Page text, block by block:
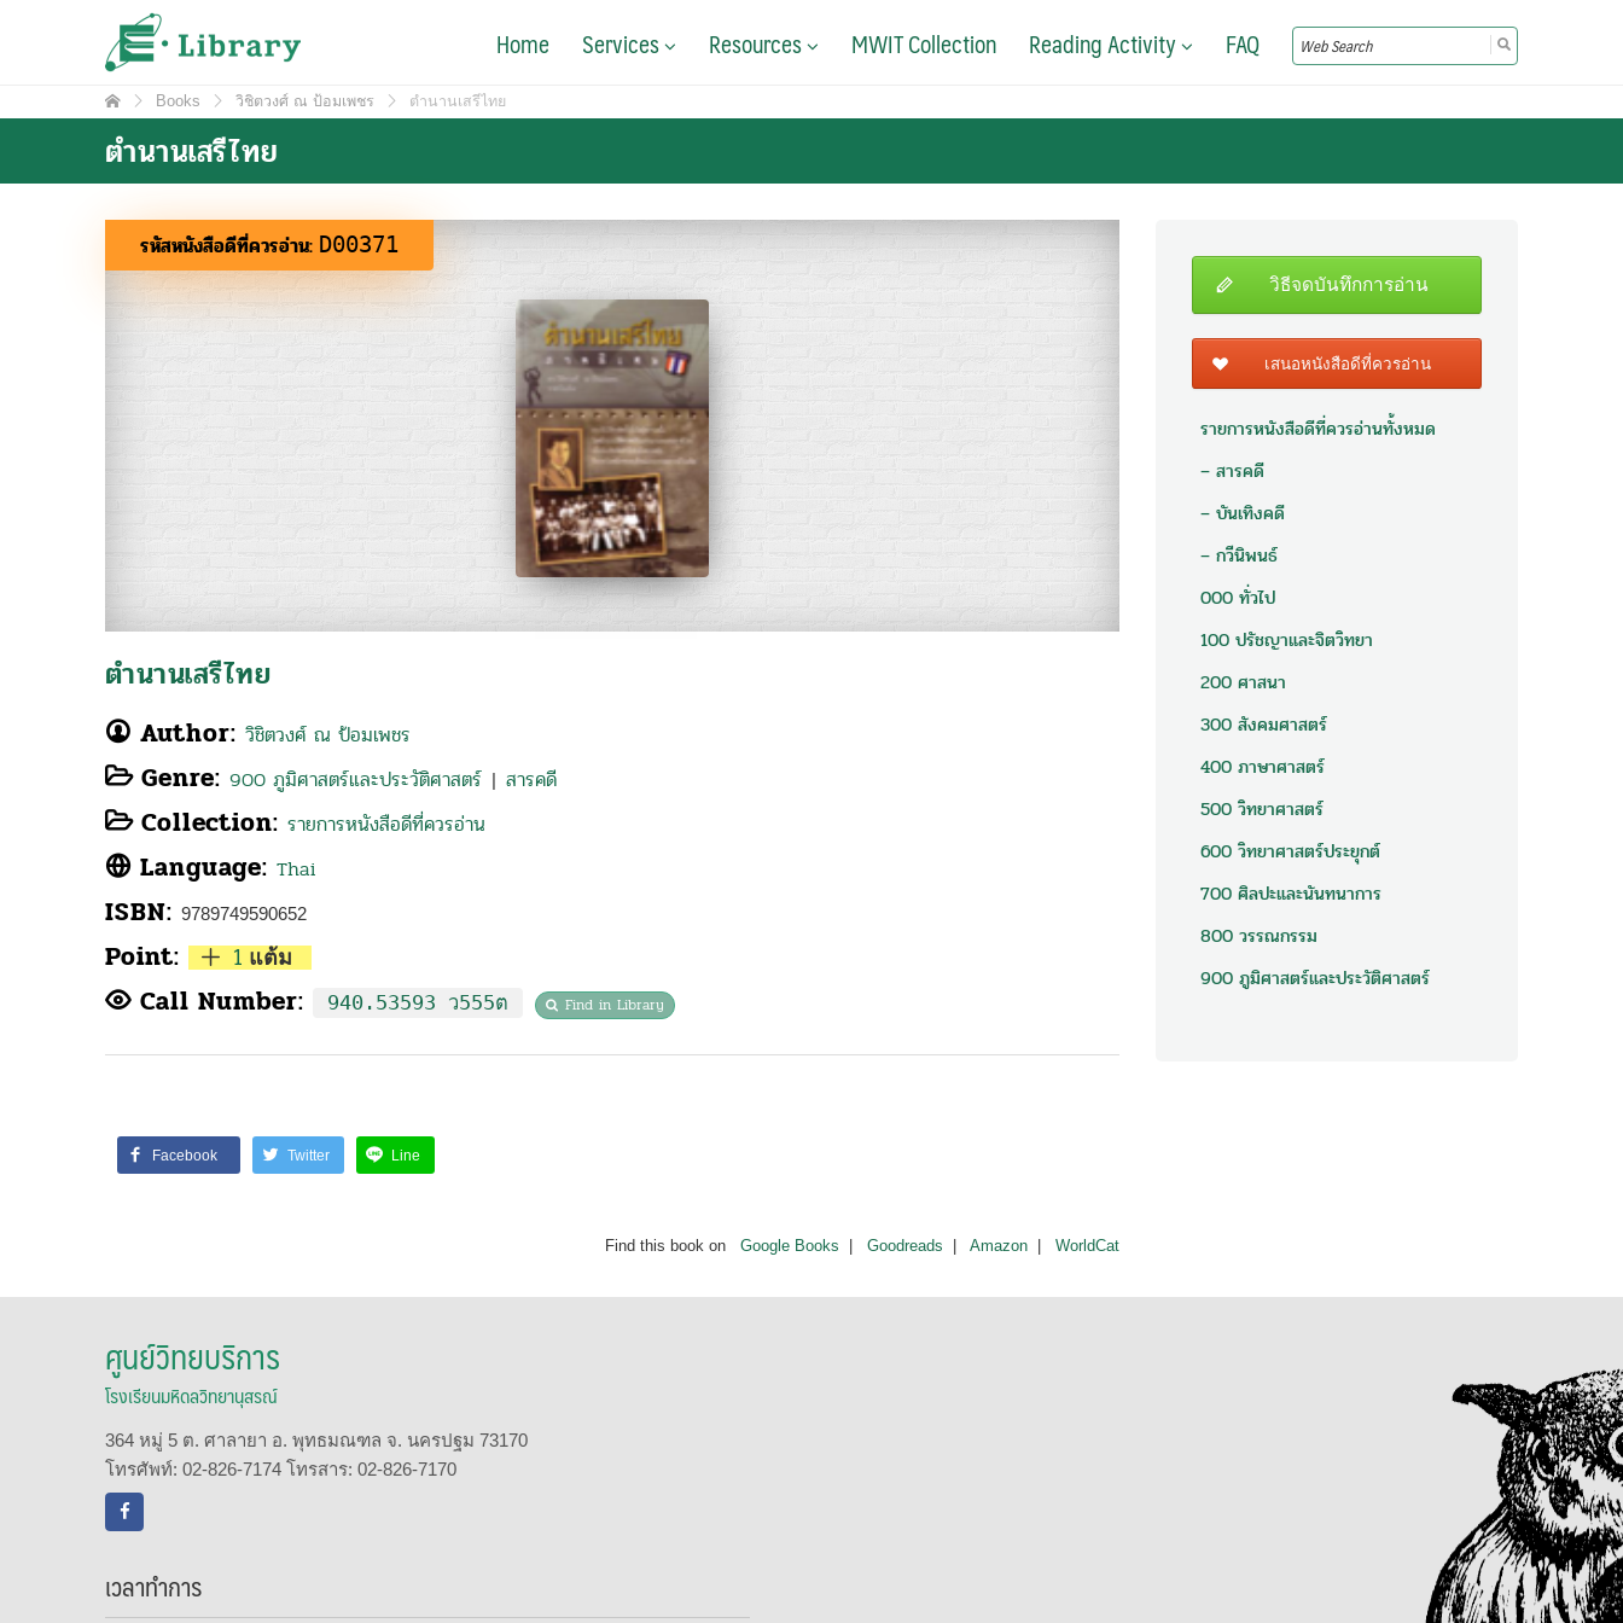
e-Library
ศูนย์วิทยบริการ โรงเรียนมหิดลวิทยานุสรณ์
Search
for:
Home Services Resources MWIT Collection Reading Activity FAQ
Books วิชิตวงศ์ ณ ป้อมเพชร ตำนานเสรีไทย
ตำนานเสรีไทย
รหัสหนังสือดีที่ควรอ่าน: D00371
ตำนานเสรีไทย
Author: วิชิตวงศ์ ณ ป้อมเพชร
Genre: 900 ภูมิศาสตร์และประวัติศาสตร์ | สารคดี
Collection: รายการหนังสือดีที่ควรอ่าน
Language: Thai
ISBN: 9789749590652
Point: 1 แต้ม
Call Number: 940.53593 ว555ต Find in Library
Facebook Twitter Line
Find this book on Google Books Goodreads Amazon WorldCat
วิธีจดบันทึกการอ่าน
เสนอหนังสือดีที่ควรอ่าน
รายการหนังสือดีที่ควรอ่านทั้งหมด
– สารคดี
– บันเทิงคดี
– กวีนิพนธ์
000 ทั่วไป
100 ปรัชญาและจิตวิทยา
200 ศาสนา
300 สังคมศาสตร์
400 ภาษาศาสตร์
500 วิทยาศาสตร์
600 วิทยาศาสตร์ประยุกต์
700 ศิลปะและนันทนาการ
800 วรรณกรรม
900 ภูมิศาสตร์และประวัติศาสตร์
ศูนย์วิทยบริการ
โรงเรียนมหิดลวิทยานุสรณ์
364 หมู่ 5 ต. ศาลายา อ. พุทธมณฑล จ. นครปฐม 73170
โทรศัพท์: 02-826-7174 โทรสาร: 02-826-7170
เวลาทำการ